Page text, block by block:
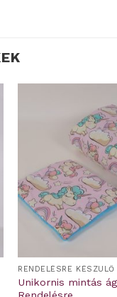
RENDELÉSRE KÉSZÜLŐ
Unikornis mintás